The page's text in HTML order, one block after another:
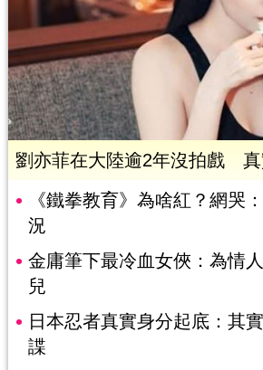
劉亦菲在大陸逾2年沒拍戲 真
《鐵拳教育》為啥紅？網哭
況
金庸筆下最冷血女俠：為情
兒
日本忍者真實身分起底：其
諜